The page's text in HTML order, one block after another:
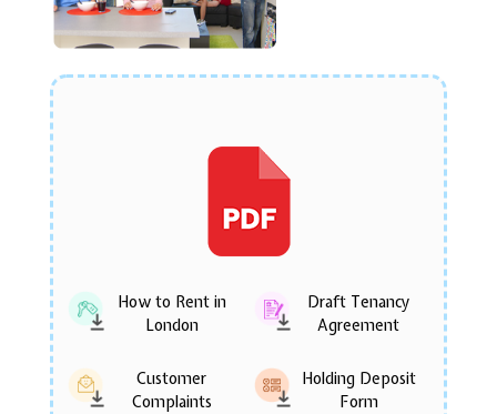
How to Rent in
London
Draft Tenancy
Agreement
Customer
Complaints
Holding Deposit
Form